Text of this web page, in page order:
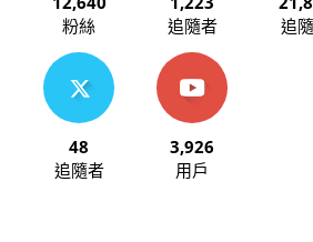
粉絲
追隨者
追
48
追隨者
3,926
用戶